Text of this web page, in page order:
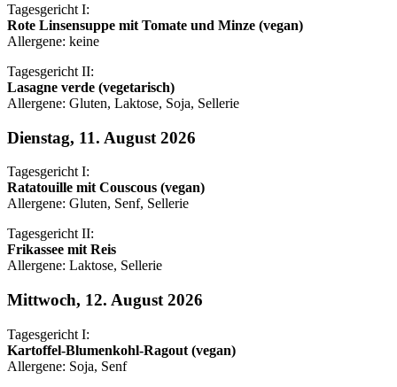
Tagesgericht I:
Rote Linsensuppe mit Tomate und Minze (vegan)
Allergene: keine
Tagesgericht II:
Lasagne verde (vegetarisch)
Allergene: Gluten, Laktose, Soja, Sellerie
Dienstag, 11. August 2026
Tagesgericht I:
Ratatouille mit Couscous (vegan)
Allergene: Gluten, Senf, Sellerie
Tagesgericht II:
Frikassee mit Reis
Allergene: Laktose, Sellerie
Mittwoch, 12. August 2026
Tagesgericht I:
Kartoffel-Blumenkohl-Ragout (vegan)
Allergene: Soja, Senf